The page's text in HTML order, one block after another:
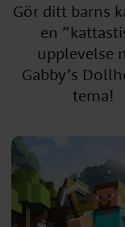
Gör ditt barns
en
upplevelse
Gabby’s
tema!